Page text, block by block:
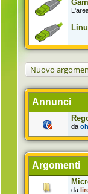
Nuovo
Annunci
da
Argomenti
da